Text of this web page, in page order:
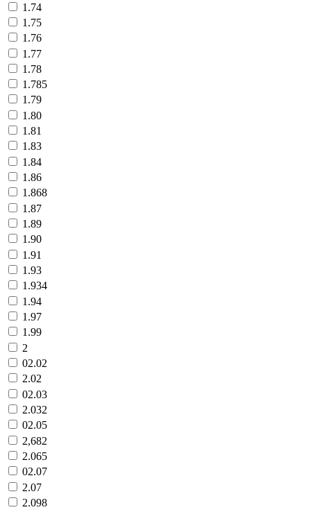
1.74
1.75
1.76
1.77
1.78
1.785
1.79
1.80
1.81
1.83
1.84
1.86
1.868
1.87
1.89
1.90
1.91
1.93
1.934
1.94
1.97
1.99
2
02.02
2.02
02.03
2.032
02.05
2,682
2.065
02.07
2.07
2.098